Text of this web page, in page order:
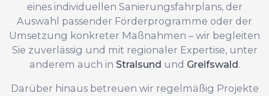
eines individuellen Sanierungsfahrplans, der
Auswahl passender Förderprogramme oder der
Umsetzung konkreter Maßnahmen – wir begleiten
Sie zuverlässig und mit regionaler Expertise, unter
anderem auch in Stralsund und Greifswald.
Darüber hinaus betreuen wir regelmäßig Projekte